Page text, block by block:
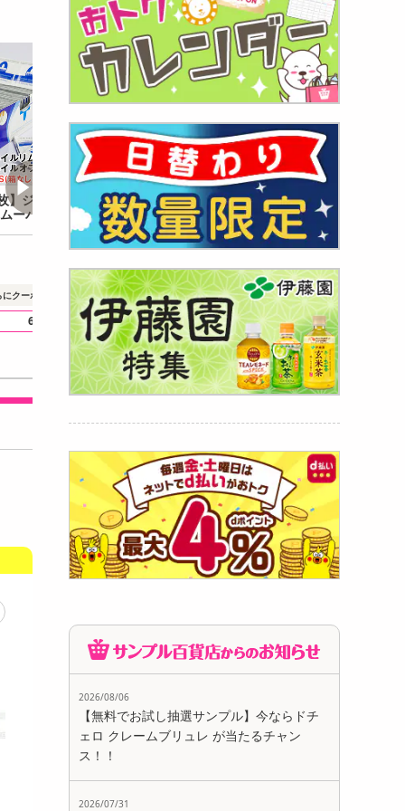
】ジェルネイル
ーバーパッド bi
1,387
1枚あたり7円
クーポンで
100円引き
6 ポイント還元
【#02】毎日の化粧を手
軽に！携帯できるツイン
スティックシャドー
1,199
さらにクーポンで200円引き
5.4 ポイント還元
【ピンクMS-2】
ット> ペン型で簡
ジェルミラーネ
ト
さらにクーポンで
2026/08/06
【無料でお試し抽選サンプル】今ならドチ
ェロ クレームブリュレ が当たるチャン
ス！！
2026/07/31